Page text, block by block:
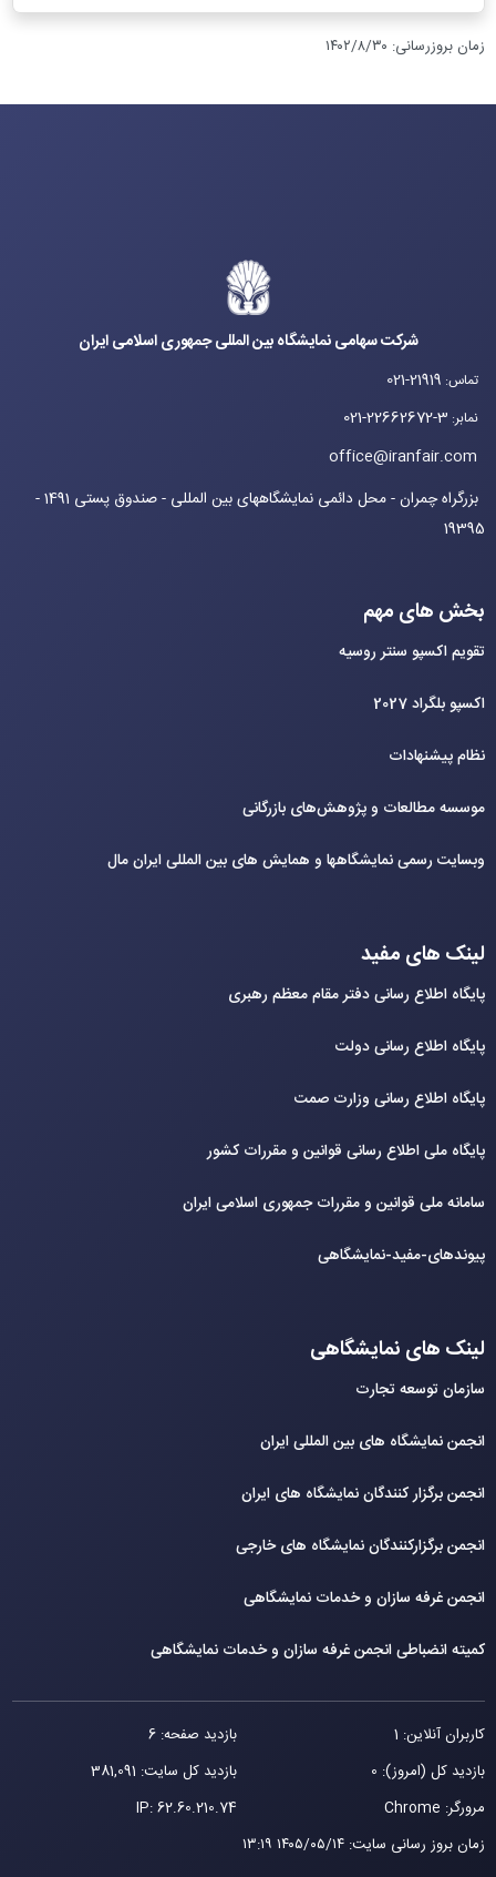
زمان بروزرسانی: ۱۴۰۲/۸/۳۰
شرکت سهامی نمایشگاه بین المللی جمهوری اسلامی ایران
تماس:
021-21919
نمابر:
021-22662672-3
office@iranfair.com
بزرگراه چمران - محل دائمی نمایشگاههای بین المللی - صندوق پستی 1491 -
19395
بخش های مهم
تقویم اکسپو سنتر روسیه
اکسپو بلگراد 2027
نظام پیشنهادات
موسسه مطالعات و پژوهش‌های بازرگانی
وبسایت رسمی نمایشگاهها و همایش های بین‌ المللی ایران مال
لینک های مفید
پایگاه اطلاع رسانی دفتر مقام معظم رهبری
پایگاه اطلاع رسانی دولت
پایگاه اطلاع رسانی وزارت صمت
پایگاه ملی اطلاع رسانی قوانین و مقررات کشور
سامانه ملی قوانین و مقررات جمهوری اسلامی ایران
پیوندهای-مفید-نمایشگاهی
لینک های نمایشگاهی
سازمان توسعه تجارت
انجمن نمایشگاه های بین المللی ایران
انجمن برگزار کنندگان نمایشگاه های ایران
انجمن برگزارکنندگان نمایشگاه های خارجی
انجمن غرفه سازان و خدمات نمایشگاهی
کمیته انضباطی انجمن غرفه سازان و خدمات نمایشگاهی
کاربران آنلاین: 1
بازدید صفحه: 6
بازدید کل (امروز): 0
بازدید کل سایت: 381,091
مرورگر: Chrome
IP:62.60.210.74
زمان بروز رسانی سایت:۱۴۰۵/۰۵/۱۴ ۱۳:۱۹